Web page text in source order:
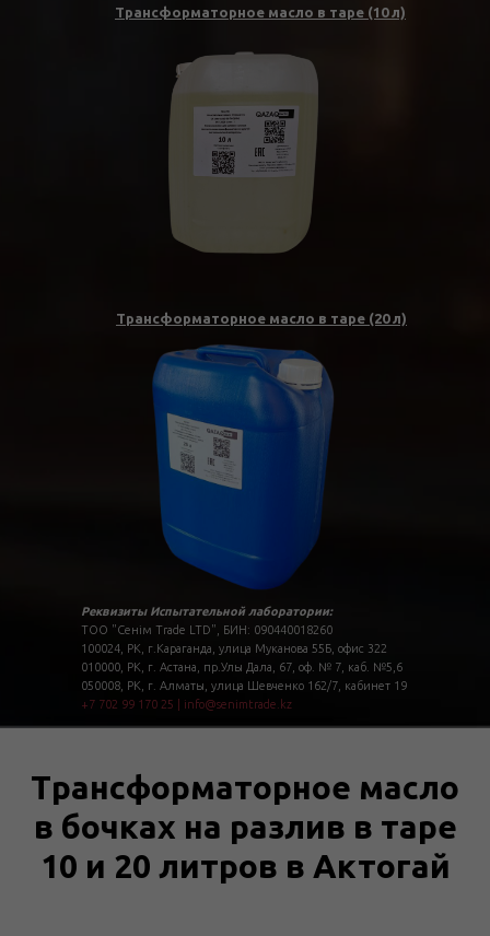
Трансформаторное масло в таре (10 л)
Трансформаторное масло в таре (20 л)
Реквизиты Испытательной лаборатории:
ТОО "Сенім Trade LTD", БИН: 090440018260
100024, РК, г.Караганда, улица Муканова 55Б, офис 322
010000, РК, г. Астана, пр.Улы Дала, 67, оф. № 7, каб. №5,6
050008, РК, г. Алматы, улица Шевченко 162/7, кабинет 19
+7 702 99 170 25
info@senimtrade.kz
Трансформаторное масло
в бочках на разлив в таре
10 и 20 литров в Актогай